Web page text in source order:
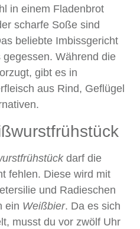
in einem Fladenbrot
scharfe Soße sind
beliebte Imbissgericht
Während die
gibt es in
aus Rind, Geflügel
darf die
fehlen. Diese wird mit
und Radieschen
ein Weißbier. Da es sich
musst du vor zwölf Uhr